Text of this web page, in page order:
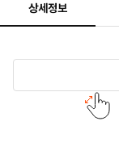
상세정보